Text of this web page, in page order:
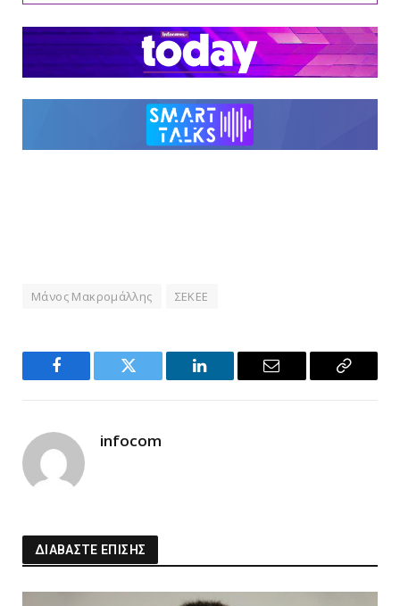
Μάνος Μακρομάλλης ΣΕΚΕΕ
Facebook Twitter LinkedIn Email
Copy
infocom
ΔΙΑΒΑΣΤΕ ΕΠΙΣΗΣ